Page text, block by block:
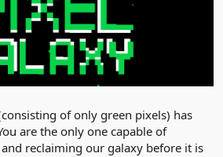
of only green pixels) has
are the only one capable of
reclaiming our galaxy before it is